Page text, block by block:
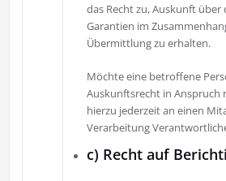
das Recht zu, Auskunft über
Garantien im
Übermittlung zu erhalten.
Möchte eine betroffene
Auskunftsrecht in Anspruch
hierzu jederzeit an einen
Verarbeitung
c) Recht auf